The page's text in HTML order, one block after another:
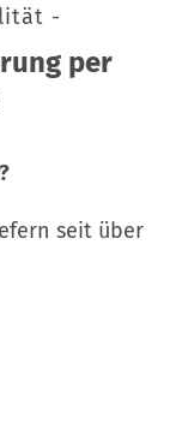
-
per
seit über